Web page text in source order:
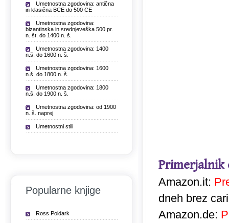
Primerjalnik
Amazon.it:
dneh brez
Amazon.de:
Umetnostna zgodovina: antična
in klasična BCE do 500 CE
Umetnostna zgodovina:
bizantinska in srednjeveška 500 pr.
n. št. do 1400 n. š.
Umetnostna zgodovina: 1400
n.š. do 1600 n. š.
Umetnostna zgodovina: 1600
n.š. do 1800 n. š.
Umetnostna zgodovina: 1800
n.š. do 1900 n. š.
Umetnostna zgodovina: od 1900
n. š. naprej
Umetnostni stili
Popularne knjige
Ross Poldark